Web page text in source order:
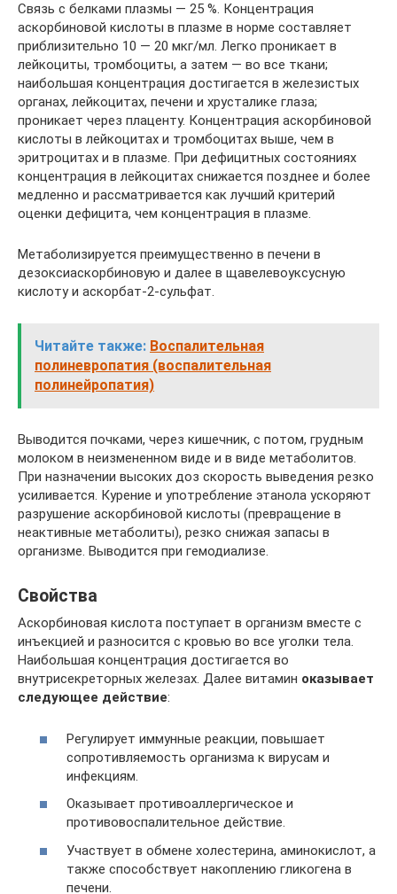
Связь с белками плазмы — 25 %. Концентрация
аскорбиновой кислоты в плазме в норме составляет
приблизительно 10 — 20 мкг/мл. Легко проникает в
лейкоциты, тромбоциты, а затем — во все ткани;
наибольшая концентрация достигается в железистых
органах, лейкоцитах, печени и хрусталике глаза;
проникает через плаценту. Концентрация аскорбиновой
кислоты в лейкоцитах и тромбоцитах выше, чем в
эритроцитах и в плазме. При дефицитных состояниях
концентрация в лейкоцитах снижается позднее и более
медленно и рассматривается как лучший критерий
оценки дефицита, чем концентрация в плазме.
Метаболизируется преимущественно в печени в
дезоксиаскорбиновую и далее в щавелевоуксусную
кислоту и аскорбат-2-сульфат.
Читайте также: Воспалительная
полиневропатия (воспалительная
полинейропатия)
Выводится почками, через кишечник, с потом, грудным
молоком в неизмененном виде и в виде метаболитов.
При назначении высоких доз скорость выведения резко
усиливается. Курение и употребление этанола ускоряют
разрушение аскорбиновой кислоты (превращение в
неактивные метаболиты), резко снижая запасы в
организме. Выводится при гемодиализе.
Свойства
Аскорбиновая кислота поступает в организм вместе с
инъекцией и разносится с кровью во все уголки тела.
Наибольшая концентрация достигается во
внутрисекреторных железах. Далее витамин оказывает
следующее действие:
Регулирует иммунные реакции, повышает
сопротивляемость организма к вирусам и
инфекциям.
Оказывает противоаллергическое и
противовоспалительное действие.
Участвует в обмене холестерина, аминокислот, а
также способствует накоплению гликогена в
печени.